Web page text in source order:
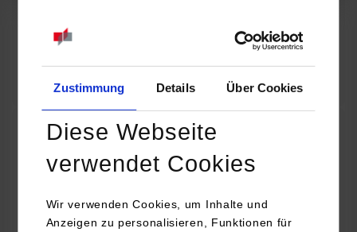
Zustimmung Details Über Cookies
Diese Webseite
verwendet Cookies
Wir verwenden Cookies, um Inhalte und
Anzeigen zu personalisieren, Funktionen für
Online INDIS-Infoveranstaltung für Studierende
Zum Event
Technologietag: Clean Urban Transportation –
nachhaltige Mobilität im (sub)urbanen Umfeld
16.09.2026 - 17.09.2026